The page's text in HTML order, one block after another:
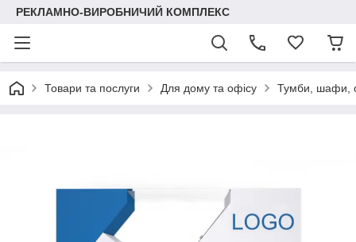
РЕКЛАМНО-ВИРОБНИЧИЙ КОМПЛЕКС
Товари та послуги Для дому та офісу Тумби, шафи,